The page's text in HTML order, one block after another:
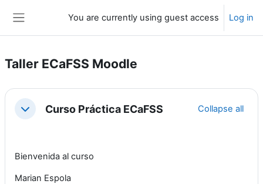
You are currently using guest access Log in
Taller ECaFSS Moodle
Section outline
CollapseCurso Práctica ECaFSS Collapse all
Bienvenida al curso
Marian Espola